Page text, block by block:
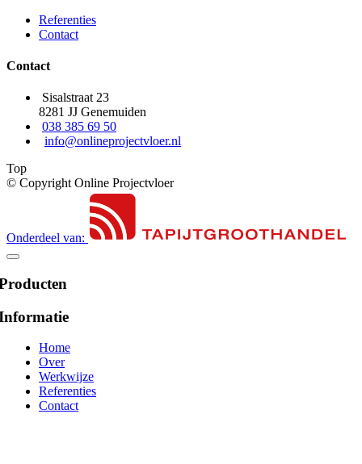
Referenties
Contact
Contact
Sisalstraat 23
8281 JJ Genemuiden
038 385 69 50
info@onlineprojectvloer.nl
Top
© Copyright Online Projectvloer
Onderdeel van:
Home
Over
Werkwijze
Referenties
Contact